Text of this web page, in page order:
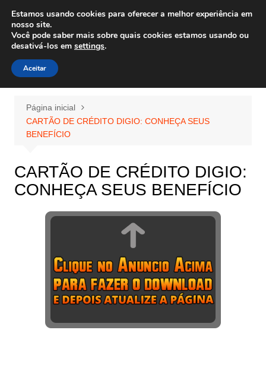
para
conteúdo
Wiley Wales
corais algas e vida marinha
Página inicial
CARTÃO DE CRÉDITO DIGIO: CONHEÇA SEUS
BENEFÍCIO
CARTÃO DE CRÉDITO DIGIO:
CONHEÇA SEUS BENEFÍCIO
Estamos usando cookies para oferecer a melhor experiência em
nosso site.
Você pode saber mais sobre quais cookies estamos usando ou
desativá-los em settings.
Aceitar